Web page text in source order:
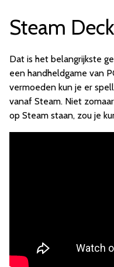
Steam Deck
Dat is het belangrijkste
een handheldgame van
vermoeden kun je er
vanaf Steam. Niet
op Steam staan, zou je